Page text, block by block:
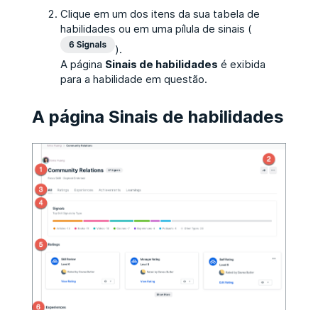
Clique em um dos itens da sua tabela de
habilidades ou em uma pílula de sinais (
).
A página Sinais de habilidades é exibida
para a habilidade em questão.
A página Sinais de habilidades